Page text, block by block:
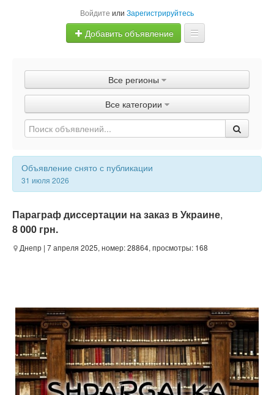
Войдите или Зарегистрируйтесь
Добавить объявление
Объявления
Быстрая продажа
Все регионы
Все категории
Объявление снято с публикации
31 июля 2026
Параграф диссертации на заказ в Украине,
8 000 грн.
Днепр | 7 апреля 2025, номер: 28864, просмотры: 168